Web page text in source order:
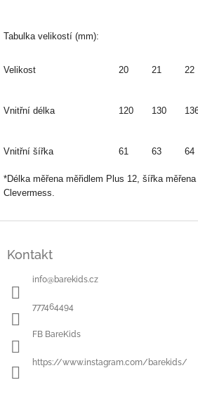
Tabulka velikostí (mm):
Velikost 20 21 22
Vnitřní délka 120 130
Vnitřní šířka 61 63 64
*Délka měřena měřidlem Plus 12, šířka
Clevermess.
Kontakt
info@barekids.cz
777464494
FB BareKids
https://www.instagram.com/barekids/